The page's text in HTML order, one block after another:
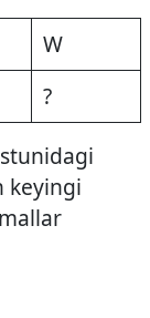
W
?
keyingi